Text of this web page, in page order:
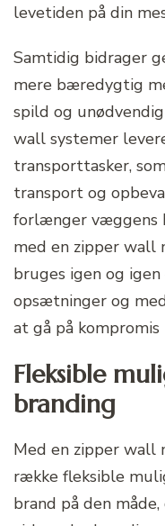
levetiden på din
Samtidig bidrager
mere bæredygtig
spild og
wall systemer
transporttasker,
transport og
forlænger væggens
med en zipper wall
bruges igen og
opsætninger og
at gå på
Fleksible
branding
Med en zipper wall
række fleksible
brand på den